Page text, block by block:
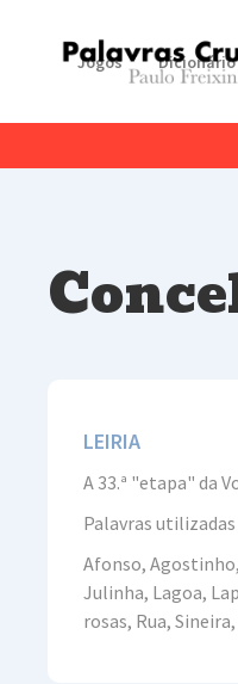
Jogos Dicionário
LEIRIA
A 33.ª "etapa" da
Palavras
Afonso,
Julinha, Lagoa,
rosas, Rua,